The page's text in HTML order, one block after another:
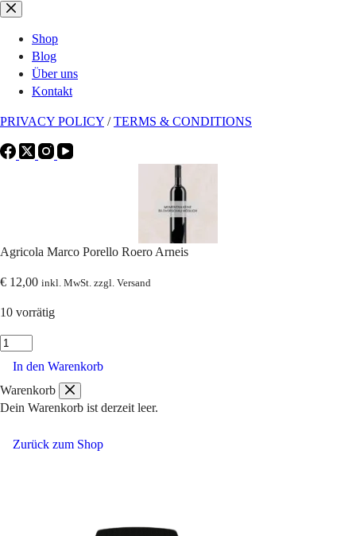
Zum
springenShop
Blog
Über uns
Kontakt
PRIVACY POLICY /TERMS & CONDITIONS
Agricola Marco Porello Roero Arneis
€ 12,00 inkl. MwSt. zzgl. Versand
10 vorrätig
Agricola
Marco
Roero
Arneis
In den Warenkorb
Warenkorb
Dein Warenkorb ist derzeit leer.
Zurück zum Shop